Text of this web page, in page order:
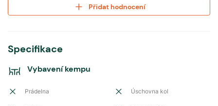
Přidat hodnocení
Specifikace
Vybavení kempu
Prádelna Úschovna kol